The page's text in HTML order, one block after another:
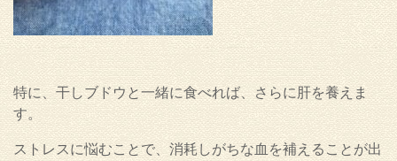
特に、干しブドウと一緒に食べれば、さらに肝を養えま
す。
ストレスに悩むことで、消耗しがちな血を補えることが出